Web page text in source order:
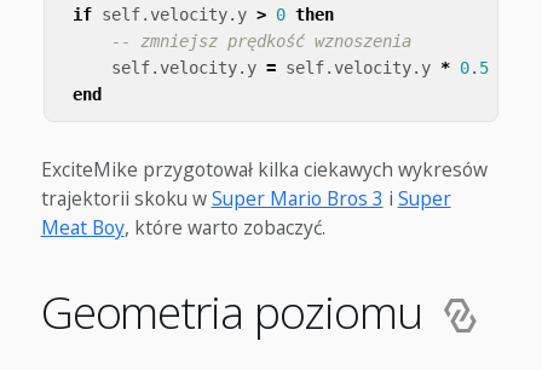
if self.velocity. y > 0 then
-- zmniejsz prędkość wznoszenia
self.velocity. y = self.velocity. y * 0. 5
end
ExciteMike przygotował kilka ciekawych wykresów
trajektorii skoku wSuper Mario Bros 3 i Super
Meat Boy, które warto zobaczyć.
Geometria poziomu